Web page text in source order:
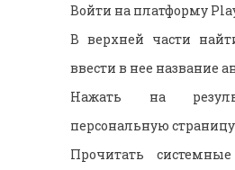
Войти на платформу
В верхней части
ввести в нее название
Нажать на
персональную
Прочитать